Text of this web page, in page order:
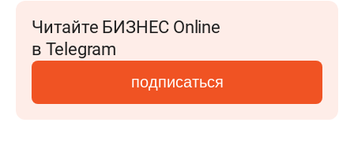
Читайте БИЗНЕС Online
в Telegram
подписаться